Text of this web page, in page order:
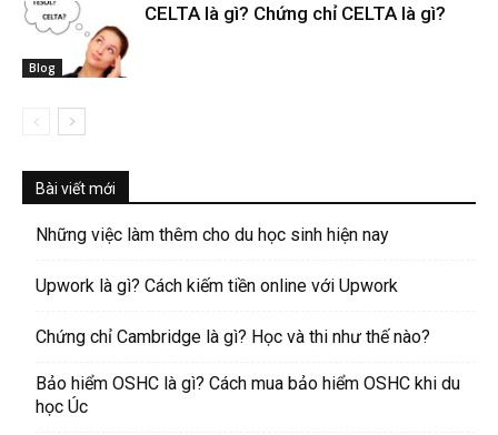
Blog
CELTA là gì? Chứng chỉ CELTA là gì?
Bài viết mới
Những việc làm thêm cho du học sinh hiện nay
Upwork là gì? Cách kiếm tiền online với Upwork
Chứng chỉ Cambridge là gì? Học và thi như thế nào?
Bảo hiểm OSHC là gì? Cách mua bảo hiểm OSHC khi du
học Úc